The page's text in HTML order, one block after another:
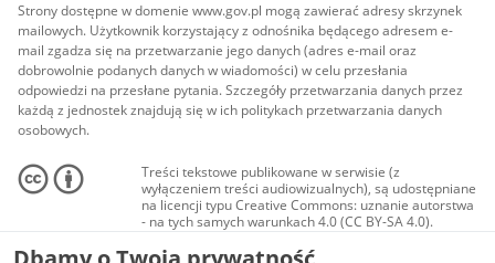
Strony dostępne w domenie www.gov.pl mogą zawierać adresy skrzynek
mailowych. Użytkownik korzystający z odnośnika będącego adresem e-
mail zgadza się na przetwarzanie jego danych (adres e-mail oraz
dobrowolnie podanych danych w wiadomości) w celu przesłania
odpowiedzi na przesłane pytania. Szczegóły przetwarzania danych przez
każdą z jednostek znajdują się w ich politykach przetwarzania danych
osobowych.
Treści tekstowe publikowane w serwisie (z
wyłączeniem treści audiowizualnych), są udostępniane
na licencji typu Creative Commons: uznanie autorstwa
- na tych samych warunkach 4.0 (CC BY-SA 4.0).
Materiały audiowizualne, w tym zdjęcia, materiały
audio i wideo, są udostępniane na licencji typu